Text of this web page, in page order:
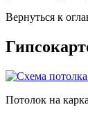
Вернуться к
Потолок на